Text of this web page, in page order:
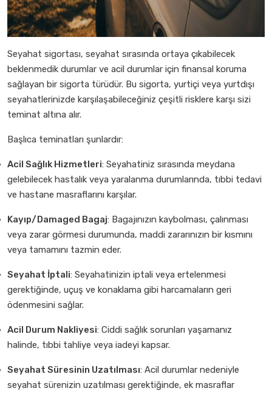
Seyahat sigortası, seyahat sırasında ortaya çıkabilecek
beklenmedik durumlar ve acil durumlar için finansal koruma
sağlayan bir sigorta türüdür. Bu sigorta, yurtiçi veya yurtdışı
seyahatlerinizde karşılaşabileceğiniz çeşitli risklere karşı sizi
teminat altına alır.
Başlıca teminatları şunlardır:
Acil Sağlık Hizmetleri: Seyahatiniz sırasında meydana
gelebilecek hastalık veya yaralanma durumlarında, tıbbi tedavi
ve hastane masraflarını karşılar.
Kayıp/Damaged Bagaj: Bagajınızın kaybolması, çalınması
veya zarar görmesi durumunda, maddi zararınızın bir kısmını
veya tamamını tazmin eder.
Seyahat İptali: Seyahatinizin iptali veya ertelenmesi
gerektiğinde, uçuş ve konaklama gibi harcamaların geri
ödenmesini sağlar.
Acil Durum Nakliyesi: Ciddi sağlık sorunları yaşamanız
halinde, tıbbi tahliye veya iadeyi kapsar.
Seyahat Süresinin Uzatılması: Acil durumlar nedeniyle
seyahat sürenizin uzatılması gerektiğinde, ek masraflar